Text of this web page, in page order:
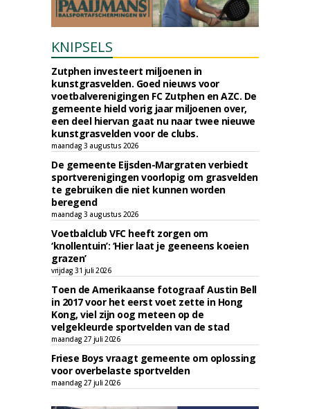
KNIPSELS
Zutphen investeert miljoenen in
kunstgrasvelden. Goed nieuws voor
voetbalverenigingen FC Zutphen en AZC. De
gemeente hield vorig jaar miljoenen over,
een deel hiervan gaat nu naar twee nieuwe
kunstgrasvelden voor de clubs.
maandag 3 augustus 2026
De gemeente Eijsden-Margraten verbiedt
sportverenigingen voorlopig om grasvelden
te gebruiken die niet kunnen worden
beregend
maandag 3 augustus 2026
Voetbalclub VFC heeft zorgen om
‘knollentuin’: ‘Hier laat je geeneens koeien
grazen’
vrijdag 31 juli 2026
Toen de Amerikaanse fotograaf Austin Bell
in 2017 voor het eerst voet zette in Hong
Kong, viel zijn oog meteen op de
velgekleurde sportvelden van de stad
maandag 27 juli 2026
Friese Boys vraagt gemeente om oplossing
voor overbelaste sportvelden
maandag 27 juli 2026